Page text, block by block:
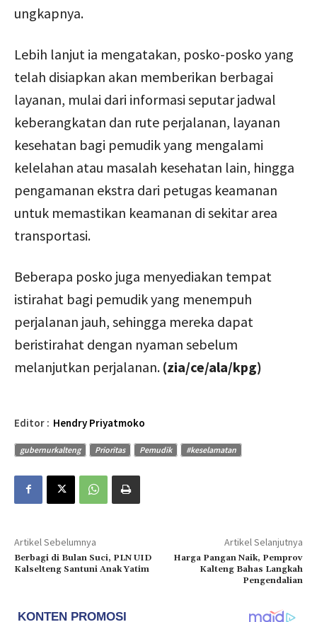
ungkapnya.
Lebih lanjut ia mengatakan, posko-posko yang
telah disiapkan akan memberikan berbagai
layanan, mulai dari informasi seputar jadwal
keberangkatan dan rute perjalanan, layanan
kesehatan bagi pemudik yang mengalami
kelelahan atau masalah kesehatan lain, hingga
pengamanan ekstra dari petugas keamanan
untuk memastikan keamanan di sekitar area
transportasi.
Beberapa posko juga menyediakan tempat
istirahat bagi pemudik yang menempuh
perjalanan jauh, sehingga mereka dapat
beristirahat dengan nyaman sebelum
melanjutkan perjalanan. (zia/ce/ala/kpg)
Editor : Hendry Priyatmoko
gubernurkalteng Prioritas Pemudik #keselamatan
Artikel Sebelumnya
Berbagi di Bulan Suci, PLN UID
Kalselteng Santuni Anak Yatim
Artikel Selanjutnya
Harga Pangan Naik, Pemprov
Kalteng Bahas Langkah
Pengendalian